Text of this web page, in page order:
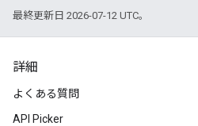
最終更新日 2026-07-12 UTC。
詳細
よくある質問
API Picker